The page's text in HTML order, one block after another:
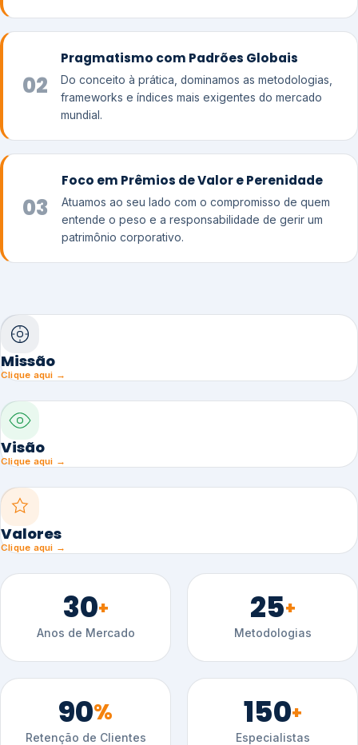
02
Pragmatismo com Padrões Globais
Do conceito à prática, dominamos as metodologias,
frameworks e índices mais exigentes do mercado
mundial.
03
Foco em Prêmios de Valor e Perenidade
Atuamos ao seu lado com o compromisso de quem
entende o peso e a responsabilidade de gerir um
patrimônio corporativo.
Missão
Clique aqui →
Visão
Clique aqui →
Valores
Clique aqui →
30+
Anos de Mercado
25+
Metodologias
90%
Retenção de Clientes
150+
Especialistas